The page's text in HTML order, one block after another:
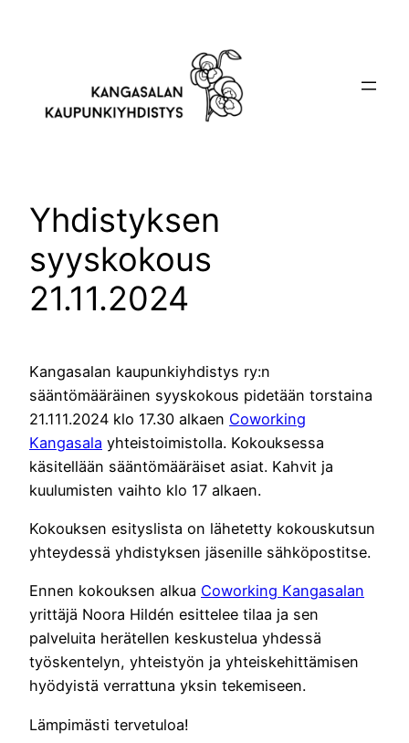
Yhdistyksen
syyskokous
21.11.2024
Kangasalan kaupunkiyhdistys ry:n
sääntömääräinen syyskokous pidetään torstaina
21.111.2024 klo 17.30 alkaen Coworking
Kangasala yhteistoimistolla. Kokouksessa
käsitellään sääntömääräiset asiat. Kahvit ja
kuulumisten vaihto klo 17 alkaen.
Kokouksen esityslista on lähetetty kokouskutsun
yhteydessä yhdistyksen jäsenille sähköpostitse.
Ennen kokouksen alkua Coworking Kangasalan
yrittäjä Noora Hildén esittelee tilaa ja sen
palveluita herätellen keskustelua yhdessä
työskentelyn, yhteistyön ja yhteiskehittämisen
hyödyistä verrattuna yksin tekemiseen.
Lämpimästi tervetuloa!